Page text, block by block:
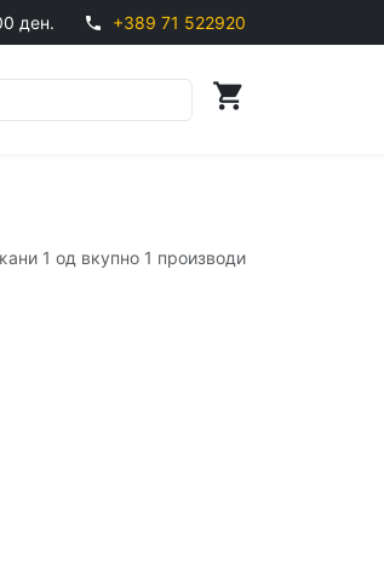
ден. phone +389 71 522920
shopping_cart
1 од вкупно 1 производи